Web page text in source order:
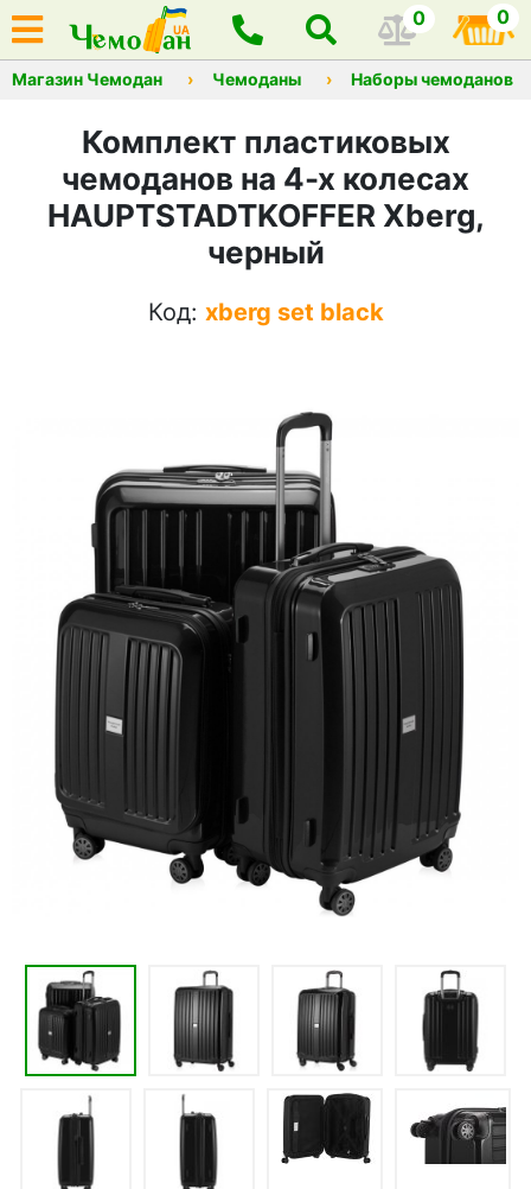
0 0
Магазин Чемодан Чемоданы Наборы чемоданов
Комплект пластиковых
чемоданов на 4-х колесах
HAUPTSTADTKOFFER Xberg,
черный
Код: xberg set black